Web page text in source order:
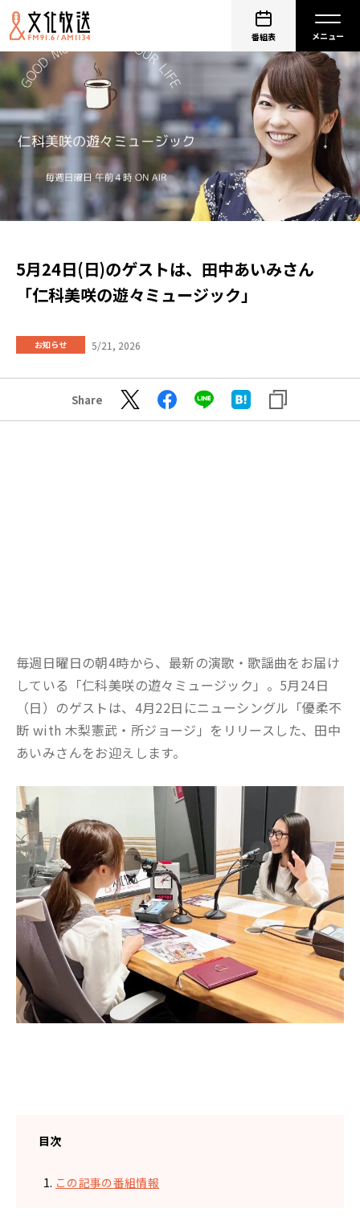
番組表
5月24日(日)のゲストは、田中あいみさん
「仁科美咲の遊々ミュージック」
お知らせ 5/21, 2026
Share
毎週日曜日の朝4時から、最新の演歌・歌謡曲をお届け
している「仁科美咲の遊々ミュージック」。5月24日
（日）のゲストは、4月22日にニューシングル「優柔不
断 with 木梨憲武・所ジョージ」をリリースした、田中
あいみさんをお迎えします。
目次
この記事の番組情報